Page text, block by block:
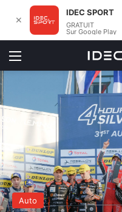
Menu
Auto
✕
IDEC SPORT
GRATUIT
Sur Google Play